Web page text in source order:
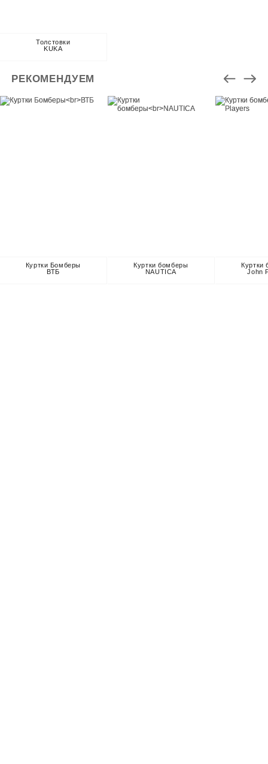
Толстовки
KUKA
РЕКОМЕНДУЕМ
Куртки Бомберы
ВТБ
Куртки бомберы
NAUTICA
Куртки
John